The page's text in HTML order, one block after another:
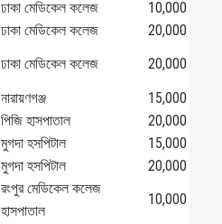
ঢাকা মেডিকেল কলেজ
10,000
ঢাকা মেডিকেল কলেজ
20,000
ঢাকা মেডিকেল কলেজ
20,000
নারায়ণগঞ্জ
15,000
পিজি হাসপাতাল
20,000
মুগদা হসপিটাল
15,000
মুগদা হসপিটাল
20,000
রংপুর মেডিকেল কলেজ
হাসপাতাল
10,000